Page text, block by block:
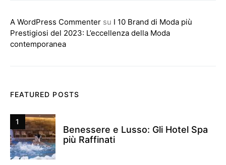
A WordPress Commenter su I 10 Brand di Moda più
Prestigiosi del 2023: L’eccellenza della Moda
contemporanea
FEATURED POSTS
1
Benessere e Lusso: Gli Hotel Spa
più Raffinati